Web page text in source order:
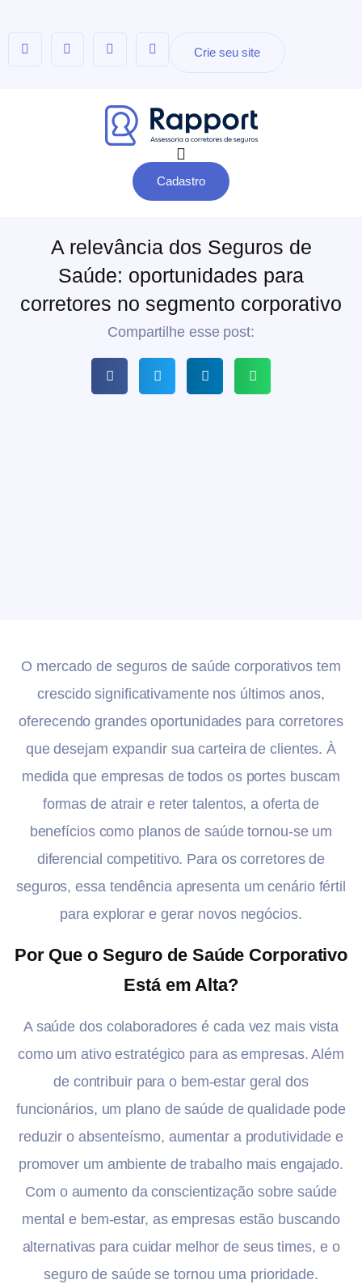
Crie seu site
Cadastro
A relevância dos Seguros de
Saúde: oportunidades para
corretores no segmento corporativo
Compartilhe esse post:
O mercado de seguros de saúde corporativos tem
crescido significativamente nos últimos anos,
oferecendo grandes oportunidades para corretores
que desejam expandir sua carteira de clientes. À
medida que empresas de todos os portes buscam
formas de atrair e reter talentos, a oferta de
benefícios como planos de saúde tornou-se um
diferencial competitivo. Para os corretores de
seguros, essa tendência apresenta um cenário fértil
para explorar e gerar novos negócios.
Por Que o Seguro de Saúde Corporativo
Está em Alta?
A saúde dos colaboradores é cada vez mais vista
como um ativo estratégico para as empresas. Além
de contribuir para o bem-estar geral dos
funcionários, um plano de saúde de qualidade pode
reduzir o absenteísmo, aumentar a produtividade e
promover um ambiente de trabalho mais engajado.
Com o aumento da conscientização sobre saúde
mental e bem-estar, as empresas estão buscando
alternativas para cuidar melhor de seus times, e o
seguro de saúde se tornou uma prioridade.